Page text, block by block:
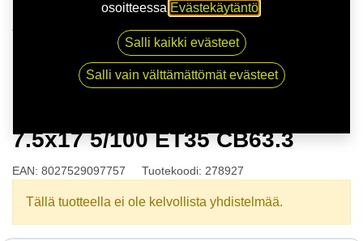
O.Z.RACING MSW MSW86 7.5x17 5/100 ET35 CB63.3
7.5x17 5/100 ET35 CB63.3
EAN: 8027529097757 Tuotekoodi: 278927
Tällä tuotteella ei ole kelvollista yhdistelmää.
osoitteessa Evästekäytäntö
Salli kaikki evästeet
Salli vain välttämättömät evästeet